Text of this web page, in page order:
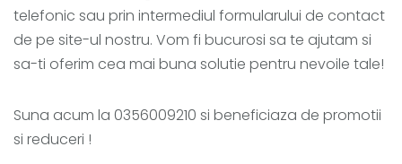
telefonic sau prin intermediul formularului de contact
de pe site-ul nostru. Vom fi bucurosi sa te ajutam si
sa-ti oferim cea mai buna solutie pentru nevoile tale!
Suna acum la 0356009210 si beneficiaza de promotii
si reduceri !